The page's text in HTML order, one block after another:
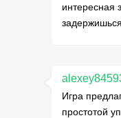
интересная
задержишься.
Игра
простотой